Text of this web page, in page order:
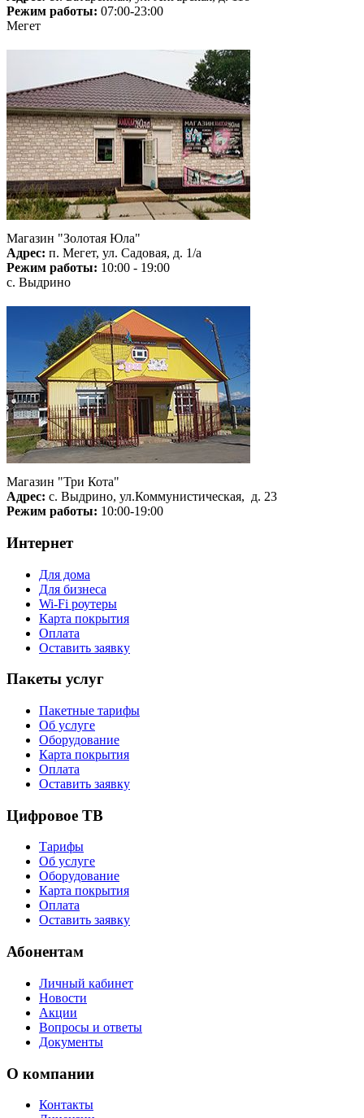
Режим работы: 07:00-23:00
Мегет
Магазин "Золотая Юла"
Адрес: п. Мегет, ул. Садовая, д. 1/а
Режим работы: 10:00 - 19:00
с. Выдрино
Магазин "Три Кота"
Адрес: с. Выдрино, ул.Коммунистическая, д. 23
Режим работы: 10:00-19:00
Интернет
Для дома
Для бизнеса
Wi-Fi роутеры
Карта покрытия
Оплата
Оставить заявку
Пакеты услуг
Пакетные тарифы
Об услуге
Оборудование
Карта покрытия
Оплата
Оставить заявку
Цифровое ТВ
Тарифы
Об услуге
Оборудование
Карта покрытия
Оплата
Оставить заявку
Абонентам
Личный кабинет
Новости
Акции
Вопросы и ответы
Документы
О компании
Контакты